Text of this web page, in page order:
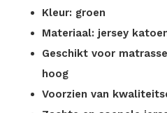
Kleur: groen
Materiaal: jersey
Geschikt voor
hoog
Voorzien van